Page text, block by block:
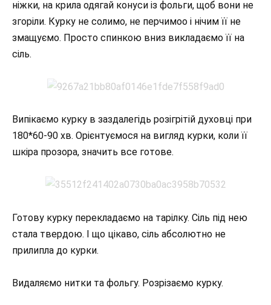
ніжки, на крила одягай конуси із фольги, щоб вони не
згоріли. Курку не солимо, не перчимоо і нічим її не
змащуємо. Просто спинкою вниз викладаємо її на
сіль.
Випікаємо курку в заздалегідь розігрітій духовці при
180*60-90 хв. Орієнтуємося на вигляд курки, коли її
шкіра прозора, значить все готове.
Готову курку перекладаємо на тарілку. Сіль під нею
стала твердою. І що цікаво, сіль абсолютно не
прилипла до курки.
Видаляємо нитки та фольгу. Розрізаємо курку.